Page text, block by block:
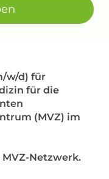
w/d) für
für die
(MVZ) im
Netzwerk.